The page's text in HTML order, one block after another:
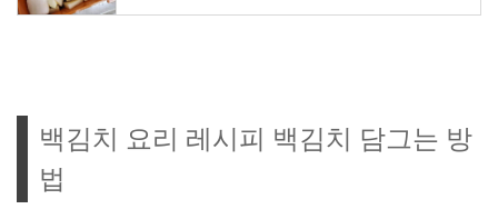
백김치 요리 레시피 백김치 담그는 방
법